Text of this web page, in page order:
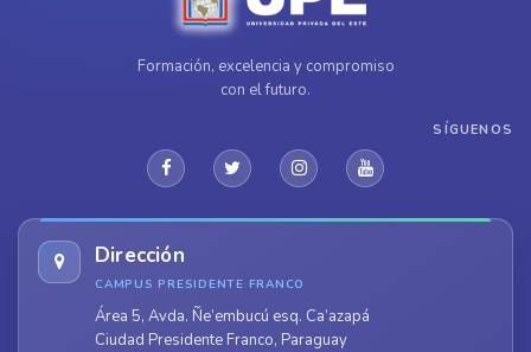
Formación, excelencia y compromiso
con el futuro.
SÍGUENOS
Dirección
CAMPUS PRESIDENTE FRANCO
Área 5, Avda. Ñe’embucú esq. Ca’azapá
Ciudad Presidente Franco, Paraguay